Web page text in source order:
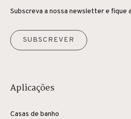
Subscreva a nossa newsletter e fique
SUBSCREVER
Aplicações
Casas de banho